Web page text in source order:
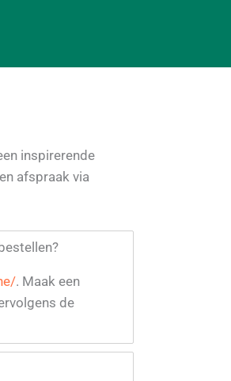
inspirerende
afspraak via
. Maak een
de